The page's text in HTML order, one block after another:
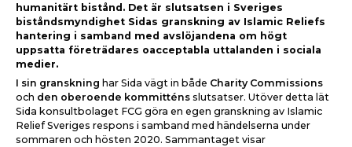
humanitärt bistånd. Det är slutsatsen i Sveriges
biståndsmyndighet Sidas granskning av Islamic Reliefs
hantering i samband med avslöjandena om högt
uppsatta företrädares oacceptabla uttalanden i sociala
medier.
I sin granskning har Sida vägt in både Charity Commissions
och den oberoende kommitténs slutsatser. Utöver detta lät
Sida konsultbolaget FCG göra en egen granskning av Islamic
Relief Sveriges respons i samband med händelserna under
sommaren och hösten 2020. Sammantaget visar